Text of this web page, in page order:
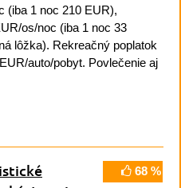
(iba 1 noc 210 EUR),
os/noc (iba 1 noc 33
lôžka). Rekreačný poplatok
auto/pobyt. Povlečenie aj
68 %